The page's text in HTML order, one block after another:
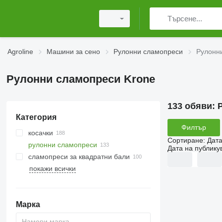
Agroline Машини за сено Рулонни сламопреси
Рулонни сламопреси Krone
Категория
косачки
роторни косачки
косачки с кондиционер
самоходни косачки
рулонни сламопреси
сламопреси за квадратни бали
покажи всички
Марка
133 обяви:
Филтър
Сортиране:
Дата на